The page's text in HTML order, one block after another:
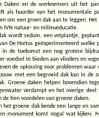
Daken en de werknemers uit het
als huurder van het monumentale
om een groen dak aan te leggen.
IVN natuur- en milieueducatie.
wordt sedum, een vetplantje,
De Hortus geëxperimenteerd welke
in de toekomst een nog grotere
voedsel te bieden aan vlinders en
de oplossing voor problemen
met een begroeid dak kan in de
Groene daken helpen bovendien
verdampt en het overige
de tien voordelen van groene daken.
het groene dak kende een lange en
monument komt nogal wat kijken.